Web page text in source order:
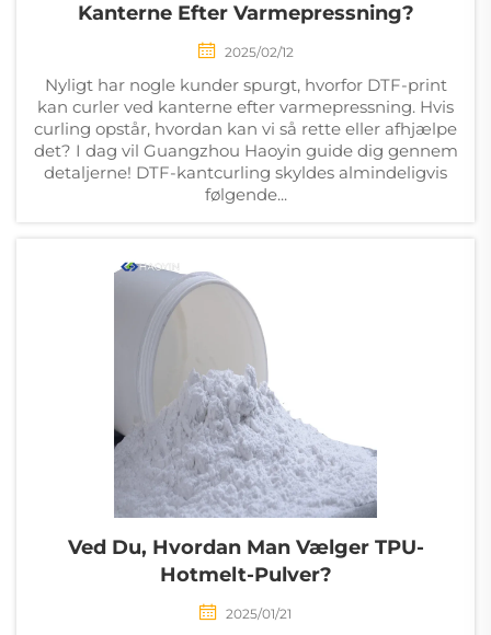
Kanterne Efter Varmepressning?
2025/02/12
Nyligt har nogle kunder spurgt, hvorfor DTF-print
kan curler ved kanterne efter varmepressning. Hvis
curling opstår, hvordan kan vi så rette eller afhjælpe
det? I dag vil Guangzhou Haoyin guide dig gennem
detaljerne! DTF-kantcurling skyldes almindeligvis
følgende...
Ved Du, Hvordan Man Vælger TPU-
Hotmelt-Pulver?
2025/01/21